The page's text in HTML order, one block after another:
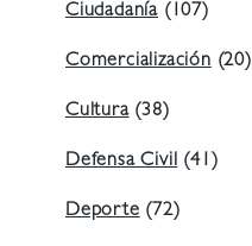
Ciudadanía (107)
Comercialización (20)
Cultura(38)
Defensa Civil (41)
Deporte (72)